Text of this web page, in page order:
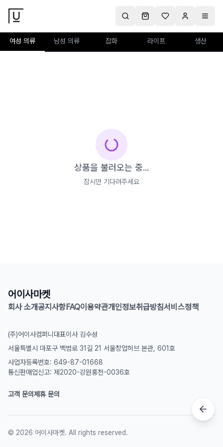
여성 의류 남성 의류 잡화 라이프 생산
상품을 불러오는 중...
잠시만 기다려주세요
어이사마켓
회사 소개공지사항FAQ이용약관개인정보취급방침서비스정책
(주)어이사컴퍼니 대표이사 김수성
서울특별시 마포구 백범로 31길 21 서울창업허브 본관, 601호
사업자등록번호: 649-87-01668
통신판매업신고: 제2020-강원홍천-0036호
고객 문의제휴 문의
© 2026 어이사마켓. All rights reserved.